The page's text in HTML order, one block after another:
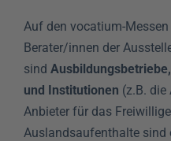
Auf den vocatium-
Berater/innen der
sind
und Institutionen (z.B.
Anbieter für das
Auslandsaufenthalte sind